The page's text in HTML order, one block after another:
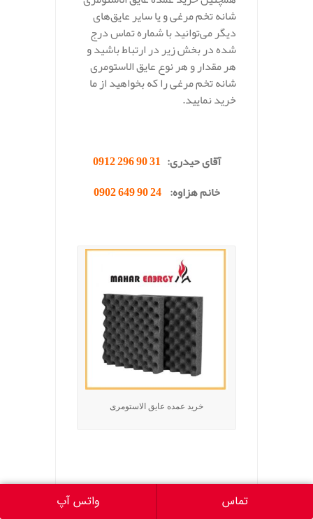
شانه تخم مرغی و یا سایر عایق‌های
دیگر می‌توانید با شماره تماس درج
شده در بخش زیر در ارتباط باشید و
هر مقدار و هر نوع عایق الاستومری
شانه تخم مرغی را که بخواهید از ما
خرید نمایید.
آقای حیدری: 31 90 296 0912
خانم هزاوه:24 90 649 0902
خرید عمده عایق الاستومری
تماس واتس آپ